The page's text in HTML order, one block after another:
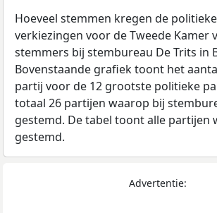
Hoeveel stemmen kregen de
verkiezingen voor de Tweede Kamer
stemmers bij stembureau De Trits in
Bovenstaande grafiek toont het
partij voor de 12 grootste politieke
totaal 26 partijen waarop bij
gestemd. De tabel toont alle partijen
gestemd.
Advertentie: